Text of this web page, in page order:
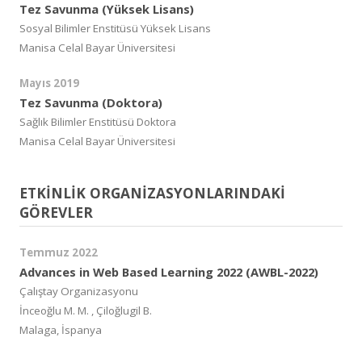
Tez Savunma (Yüksek Lisans)
Sosyal Bilimler Enstitüsü Yüksek Lisans
Manisa Celal Bayar Üniversitesi
Mayıs 2019
Tez Savunma (Doktora)
Sağlık Bilimler Enstitüsü Doktora
Manisa Celal Bayar Üniversitesi
ETKİNLİK ORGANİZASYONLARINDAKİ
GÖREVLER
Temmuz 2022
Advances in Web Based Learning 2022 (AWBL-2022)
Çalıştay Organizasyonu
İnceoğlu M. M. , Çiloğlugil B.
Malaga, İspanya